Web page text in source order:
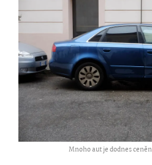
Mnoho aut je dodnes